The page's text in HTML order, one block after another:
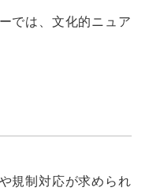
では、文化的ニュア
規制対応が求められ